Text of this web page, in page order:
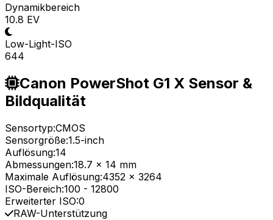
Dynamikbereich
10.8 EV
Low-Light-ISO
644
Canon PowerShot G1 X Sensor &
Bildqualität
Sensortyp:CMOS
Sensorgröße:1.5-inch
Auflösung:14
Abmessungen:18.7 x 14 mm
Maximale Auflösung:4352 x 3264
ISO-Bereich:100 - 12800
Erweiterter ISO:0
RAW-Unterstützung